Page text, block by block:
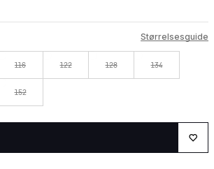
Størrelsesguide
116 122 128 134
152